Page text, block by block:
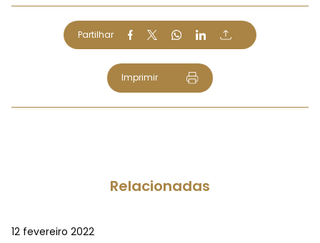
Partilhar
Imprimir
Relacionadas
12 fevereiro 2022